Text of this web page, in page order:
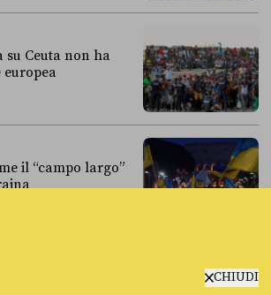
CHIUDI
su Ceuta non ha
europea
il “campo largo”
“campo largo” si è diviso sull’Ucraina